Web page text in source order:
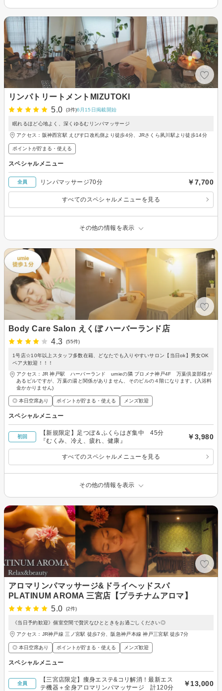
リンパトリートメントMIZUTOKI
5.0
(3件)6月15日掲載開始
眠れるほど心地よく、深くゆるむリンパマッサージ
アクセス：阪神西宮駅 えびす口改札側より徒歩4分、JRさくら夙川駅より徒歩14分
ポイントが貯まる・使える
スペシャルメニュー
全員 リンパマッサージ70分 ￥7,700
すべてのスペシャルメニューを見る
その他の情報を表示
Body Care Salon えくぼ ハーバーランド店
4.3
(55件)
1号店☆10年以上スタッフ多数在籍、どなたでも入りやすいサロン【当日ok】男女OK
ペア大歓迎！！！
アクセス：JR 神戸駅 ハーバーランド umieの隣 プロメナ神戸4F 万葉倶楽部様が
あるビルですが、万葉の湯と関係がありません、そのビルの４階になります。(入浴料
金かかりません)
◎ 本日空席あり ポイントが貯まる・使える メンズ歓迎
スペシャルメニュー
初回
【新規限定】足つぼ＆ふくらはぎ集中 45分
『むくみ、冷え、疲れ、健康』
￥3,980
すべてのスペシャルメニューを見る
その他の情報を表示
アロマリンパマッサージ&ドライヘッドスパ
PLATINUM AROMA 三宮店【プラチナムアロマ】
5.0
(2件)
《当日予約歓迎》個室空間で贅沢なひとときをお過ごしください◎
アクセス：JR神戸線 三ノ宮駅 徒歩7分、阪急神戸本線 神戸三宮駅 徒歩7分
◎ 本日空席あり ポイントが貯まる・使える メンズ歓迎
スペシャルメニュー
全員
【三宮店限定】痩身エステ&コリ解消！最新エス
テ機器＋全身アロマリンパマッサージ 計120分
￥13,000